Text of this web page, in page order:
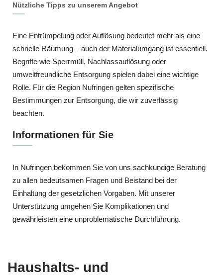
Nützliche Tipps zu unserem Angebot
Eine Entrümpelung oder Auflösung bedeutet mehr als eine
schnelle Räumung – auch der Materialumgang ist essentiell.
Begriffe wie Sperrmüll, Nachlassauflösung oder
umweltfreundliche Entsorgung spielen dabei eine wichtige
Rolle. Für die Region Nufringen gelten spezifische
Bestimmungen zur Entsorgung, die wir zuverlässig
beachten.
Informationen für Sie
In Nufringen bekommen Sie von uns sachkundige Beratung
zu allen bedeutsamen Fragen und Beistand bei der
Einhaltung der gesetzlichen Vorgaben. Mit unserer
Unterstützung umgehen Sie Komplikationen und
gewährleisten eine unproblematische Durchführung.
Haushalts- und